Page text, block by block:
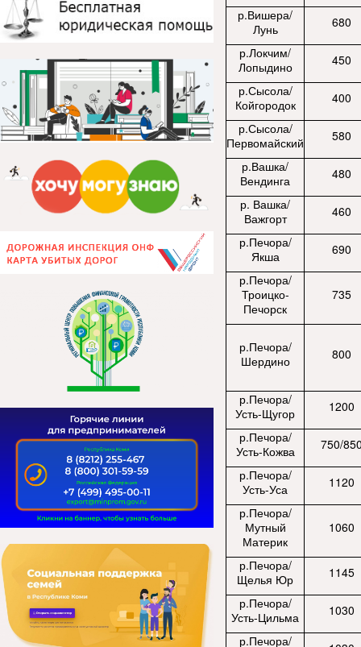
р.Вишера/
Лунь
680
р.Локчим/
Лопыдино
450
р.Сысола/
Койгородок
400
р.Сысола/
Первомайский
580
р.Вашка/
Вендинга
480
р. Вашка/
Важгорт
460
р.Печора/
Якша
690
р.Печора/
Троицко-
Печорск
735
р.Печора/
Шердино
800
р.Печора/
Усть-Щугор
1200
р.Печора/
Усть-Кожва
750/
р.Печора/
Усть-Уса
1120
р.Печора/
Мутный
Материк
1060
р.Печора/
Щелья Юр
1145
р.Печора/
Усть-Цильма
1030
р.Печора/